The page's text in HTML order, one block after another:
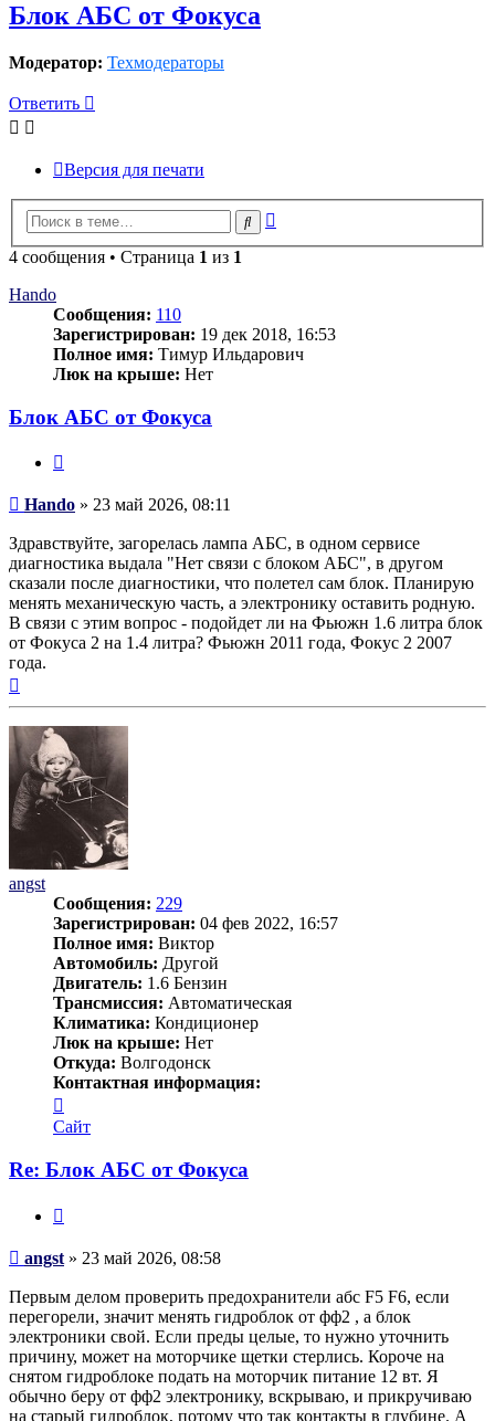
Блок АБС от Фокуса
Модератор: Техмодераторы
Ответить
Версия для печати
Поиск
4 сообщения • Страница 1 из 1
Hando
Сообщения: 110
Зарегистрирован: 19 дек 2018, 16:53
Полное имя: Тимур Ильдарович
Люк на крыше: Нет
Блок АБС от Фокуса
Сообщение
Hando » 23 май 2026, 08:11
Здравствуйте, загорелась лампа АБС, в одном сервисе
диагностика выдала "Нет связи с блоком АБС", в другом
сказали после диагностики, что полетел сам блок. Планирую
менять механическую часть, а электронику оставить родную.
В связи с этим вопрос - подойдет ли на Фьюжн 1.6 литра блок
от Фокуса 2 на 1.4 литра? Фьюжн 2011 года, Фокус 2 2007
года.
angst
Сообщения: 229
Зарегистрирован: 04 фев 2022, 16:57
Полное имя: Виктор
Автомобиль: Другой
Двигатель: 1.6 Бензин
Трансмиссия: Автоматическая
Климатика: Кондиционер
Люк на крыше: Нет
Откуда: Волгодонск
Контактная информация:
информация
пользователя
Сайт
Re: Блок АБС от Фокуса
Сообщение
angst » 23 май 2026, 08:58
Первым делом проверить предохранители абс F5 F6, если
перегорели, значит менять гидроблок от фф2 , а блок
электроники свой. Если преды целые, то нужно уточнить
причину, может на моторчике щетки стерлись. Короче на
снятом гидроблоке подать на моторчик питание 12 вт. Я
обычно беру от фф2 электронику, вскрываю, и прикручиваю
на старый гидроблок, потому что так контакты в глубине. А